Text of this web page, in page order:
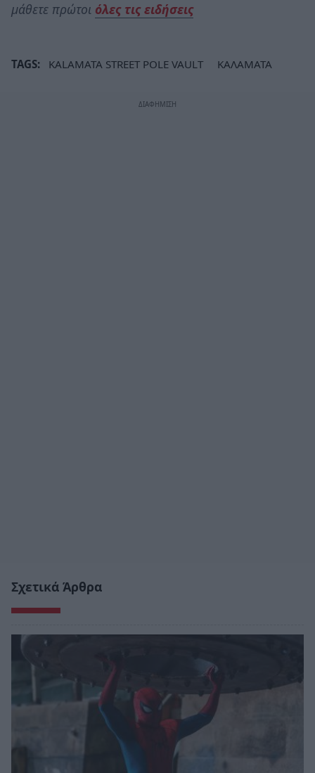
μάθετε πρώτοι όλες τις ειδήσεις
TAGS: KALAMATA STREET POLE VAULT ΚΑΛΑΜΑΤΑ
Σχετικά Άρθρα